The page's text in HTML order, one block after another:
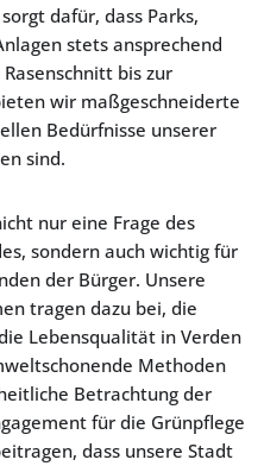
dafür, dass Parks,
stets ansprechend
bis zur
wir maßgeschneiderte
Bedürfnisse unserer
sind.
nur eine Frage des
sondern auch wichtig für
der Bürger. Unsere
tragen dazu bei, die
Lebensqualität in Verden
Methoden
Betrachtung der
für die Grünpflege
dass unsere Stadt